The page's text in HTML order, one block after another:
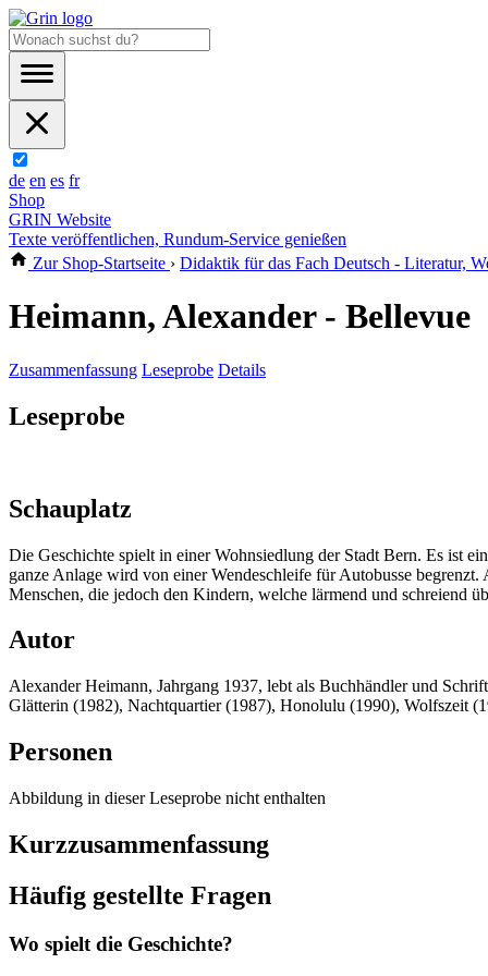
de en es fr
Shop
GRIN Website
Texte veröffentlichen, Rundum-Service genießen
Zur Shop-Startseite › Didaktik für das Fach Deutsch - Literatur,
Heimann, Alexander - Bellevue
Zusammenfassung Leseprobe Details
Leseprobe
Schauplatz
Die Geschichte spielt in einer Wohnsiedlung der Stadt Bern. Es ist
ganze Anlage wird von einer Wendeschleife für Autobusse
Menschen, die jedoch den Kindern, welche lärmend und schreiend
Autor
Alexander Heimann, Jahrgang 1937, lebt als Buchhändler und
Glätterin (1982), Nachtquartier (1987), Honolulu (1990), Wolfszeit
Personen
Abbildung in dieser Leseprobe nicht enthalten
Kurzzusammenfassung
Häufig gestellte Fragen
Wo spielt die Geschichte?